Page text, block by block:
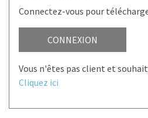
Connectez-vous pour
CONNEXION
Vous n'êtes pas client et
Cliquez ici